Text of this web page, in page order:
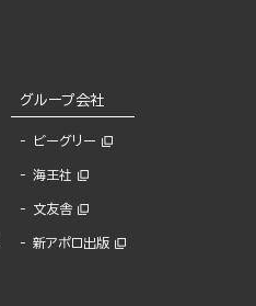
グループ会社
ビーグリー
海王社
文友舎
新アポロ出版